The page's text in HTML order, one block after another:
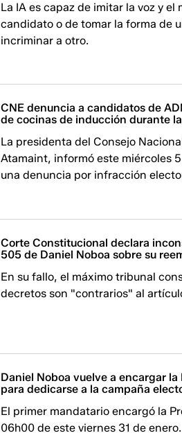
La IA es capaz de imitar la voz y
candidato o de tomar la forma de
incriminar a otro.
CNE denuncia a candidatos de
de cocinas de inducción durante
La presidenta del Consejo
Atamaint, informó este miércoles
una denuncia por infracción
Corte Constitucional declara
505 de Daniel Noboa sobre su
En su fallo, el máximo tribunal
decretos son "contrarios" al
Daniel Noboa vuelve a encargar
para dedicarse a la campaña
El primer mandatario encargó la
06h00 de este viernes 31 de enero.